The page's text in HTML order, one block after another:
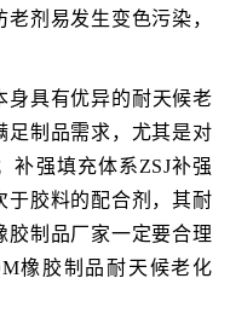
剂易发生变色污染，
身具有优异的耐天候老
足制品需求，尤其是对
补强填充体系ZSJ补强
于胶料的配合剂，其耐
胶制品厂家一定要合理
橡胶制品耐天候老化